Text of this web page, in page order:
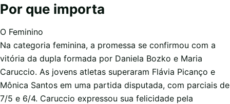
Por que importa
O Feminino
Na categoria feminina, a promessa se confirmou com a
vitória da dupla formada por Daniela Bozko e Maria
Caruccio. As jovens atletas superaram Flávia Picanço e
Mônica Santos em uma partida disputada, com parciais de
7/5 e 6/4. Caruccio expressou sua felicidade pela